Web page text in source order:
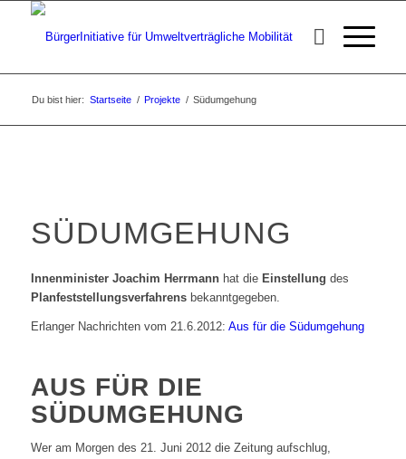
Du bist hier: Startseite / Projekte / Südumgehung
SÜDUMGEHUNG
Innenminister Joachim Herrmannhat die Einstellung des
Planfeststellungsverfahrensbekanntgegeben.
Erlanger Nachrichten vom 21.6.2012: Aus für die Südumgehung
AUS FÜR DIE
SÜDUMGEHUNG
Wer am Morgen des 21. Juni 2012 die Zeitung aufschlug,